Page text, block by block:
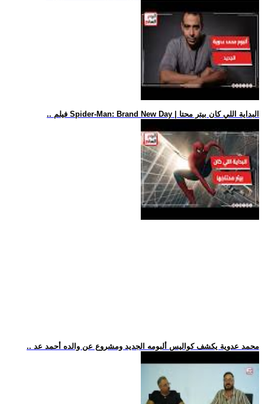
.. فيلم Spider-Man: Brand New Day | البداية اللي كان بيتر محتا
.. محمد عدوية يكشف كواليس ألبومه الجديد ومشروع عن والده أحمد عد